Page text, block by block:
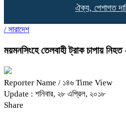
ঐক্য, পেশাগত
/ সারাদেশ
ময়মনসিংহে তেলবাহী ট্রাক চাপায় নিহত
Reporter Name / ১৪৬ Time View
Update : শনিবার, ২৮ এপ্রিল, ২০১৮
Share